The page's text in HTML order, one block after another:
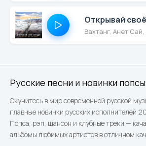
Русские песни и новинки
Окунитесь в мир современной русской
главные новинки русских исполнителей
Попса, рэп, шансон и клубные треки —
альбомы любимых артистов в отличном
Вахтанг, Анет Сай,